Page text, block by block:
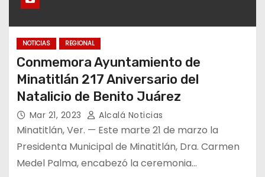
NOTICIAS REGIONAL
Conmemora Ayuntamiento de
Minatitlán 217 Aniversario del
Natalicio de Benito Juárez
Mar 21, 2023 Alcalá Noticias
Minatitlán, Ver. — Este marte 21 de marzo la
Presidenta Municipal de Minatitlán, Dra. Carmen
Medel Palma, encabezó la ceremonia…